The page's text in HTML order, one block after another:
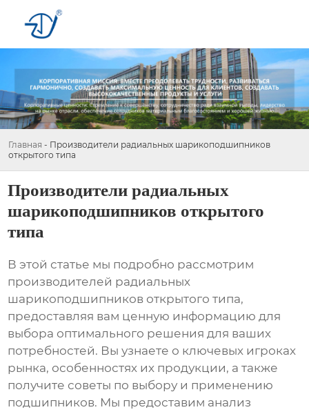
Главная - Производители радиальных шарикоподшипников
открытого типа
Производители радиальных
шарикоподшипников открытого
типа
В этой статье мы подробно рассмотрим
производителей радиальных
шарикоподшипников открытого типа,
предоставляя вам ценную информацию для
выбора оптимального решения для ваших
потребностей. Вы узнаете о ключевых игроках
рынка, особенностях их продукции, а также
получите советы по выбору и применению
подшипников. Мы предоставим анализ